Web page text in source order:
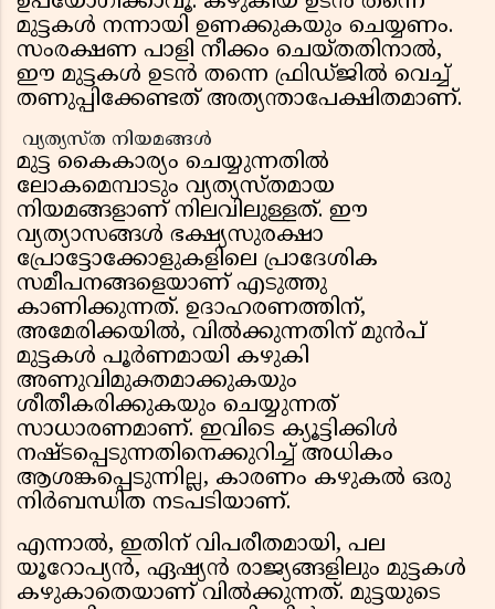
മുട്ടകൾ നന്നായി ഉണക്കുകയും ചെയ്യണം.
സംരക്ഷണ പാളി നീക്കം ചെയ്തതിനാൽ,
ഈ മുട്ടകൾ ഉടൻ തന്നെ ഫ്രിഡ്ജിൽ വെച്ച്
തണുപ്പിക്കേണ്ടത് അത്യന്താപേക്ഷിതമാണ്.
വ്യത്യസ്ത നിയമങ്ങൾ
മുട്ട കൈകാര്യം ചെയ്യുന്നതിൽ
ലോകമെമ്പാടും വ്യത്യസ്തമായ
നിയമങ്ങളാണ് നിലവിലുള്ളത്. ഈ
വ്യത്യാസങ്ങൾ ഭക്ഷ്യസുരക്ഷാ
പ്രോട്ടോക്കോളുകളിലെ പ്രാദേശിക
സമീപനങ്ങളെയാണ് എടുത്തു
കാണിക്കുന്നത്. ഉദാഹരണത്തിന്,
അമേരിക്കയിൽ, വിൽക്കുന്നതിന് മുൻപ്
മുട്ടകൾ പൂർണമായി കഴുകി
അണുവിമുക്തമാക്കുകയും
ശീതീകരിക്കുകയും ചെയ്യുന്നത്
സാധാരണമാണ്. ഇവിടെ ക്യൂട്ടിക്കിൾ
നഷ്ടപ്പെടുന്നതിനെക്കുറിച്ച് അധികം
ആശങ്കപ്പെടുന്നില്ല, കാരണം കഴുകൽ ഒരു
നിർബന്ധിത നടപടിയാണ്.
എന്നാൽ, ഇതിന് വിപരീതമായി, പല
യൂറോപ്യൻ, ഏഷ്യൻ രാജ്യങ്ങളിലും മുട്ടകൾ
കഴുകാതെയാണ് വിൽക്കുന്നത്. മുട്ടയുടെ